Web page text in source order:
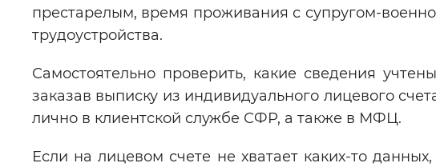
престарелым, время проживания с супругом-
трудоустройства.
Самостоятельно проверить, какие сведения
заказав выписку из индивидуального лицевого
лично в клиентской службе СФР, а также в МФЦ.
Если на лицевом счете не хватает каких-то